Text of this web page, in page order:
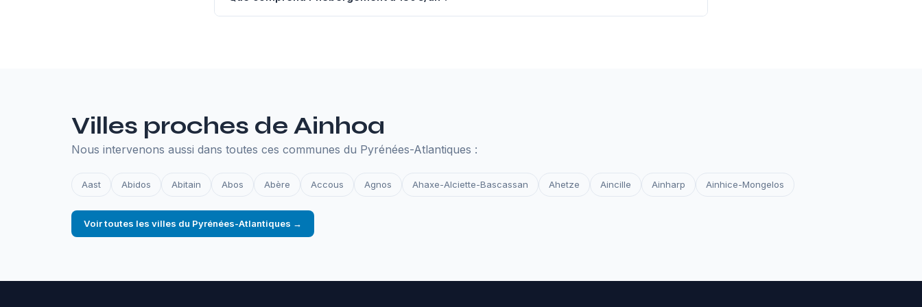
Villes proches de Ainhoa
Nous intervenons aussi dans toutes ces communes du Pyrénées-Atlantiques :
Aast Abidos Abitain Abos Abère Accous Agnos Ahaxe-Alciette-Bascassan Ahetze Aincille Ainharp Ainhice-Mongelos
Voir toutes les villes du Pyrénées-Atlantiques →